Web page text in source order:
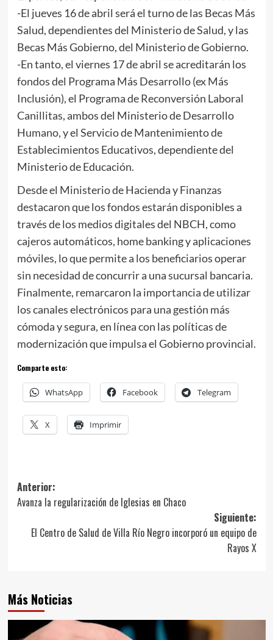
-El jueves 16 de abril será el turno de las Becas Más
Salud, dependientes del Ministerio de Salud, y las
Becas Más Gobierno, del Ministerio de Gobierno.
-En tanto, el viernes 17 de abril se acreditarán los
fondos del Programa Más Desarrollo (ex Más
Inclusión), el Programa de Reconversión Laboral
Canillitas, ambos del Ministerio de Desarrollo
Humano, y el Servicio de Mantenimiento de
Establecimientos Educativos, dependiente del
Ministerio de Educación.
Desde el Ministerio de Hacienda y Finanzas
destacaron que los fondos estarán disponibles a
través de los medios digitales del NBCH, como
cajeros automáticos, home banking y aplicaciones
móviles, lo que permite a los beneficiarios operar
sin necesidad de concurrir a una sucursal bancaria.
Finalmente, remarcaron la importancia de utilizar
los canales electrónicos para una gestión más
cómoda y segura, en línea con las políticas de
modernización que impulsa el Gobierno provincial.
Comparte esto:
WhatsApp Facebook Telegram
X Imprimir
Navegación
de
entradas
Anterior:
Avanza la regularización de Iglesias en Chaco
Siguiente:
El Centro de Salud de Villa Río Negro incorporó un equipo de
Rayos X
Más Noticias